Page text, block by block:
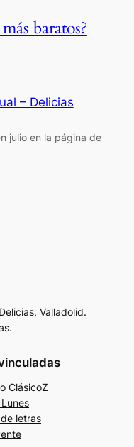
baratos?
– Delicias
julio en la página de
Valladolid.
ClásicoZ
letras